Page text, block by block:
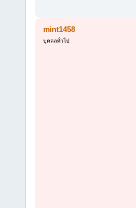
mint1458
บุคคลทั่วไป